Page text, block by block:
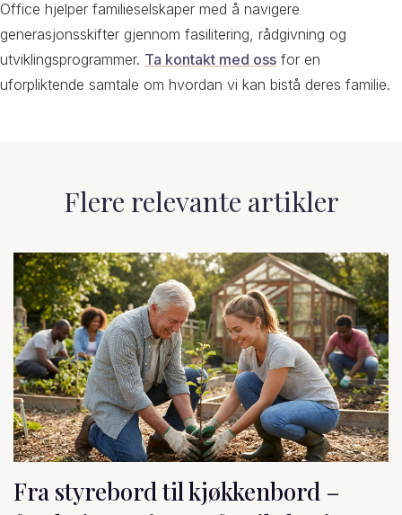
Office hjelper familieselskaper med å navigere
generasjonsskifter gjennom fasilitering, rådgivning og
utviklingsprogrammer. Ta kontakt med oss for en
uforpliktende samtale om hvordan vi kan bistå deres familie.
Flere relevante artikler